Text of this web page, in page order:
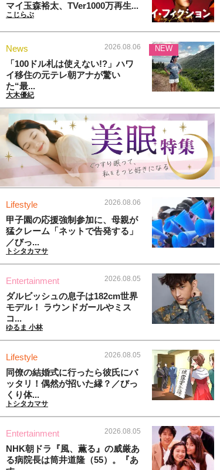
マイ玉森裕太、TVer1000万再生...
こじらぶ
News 2026.08.06
「100ドル札は使えない!?」ハワ
イ移住の元テレ朝アナが驚い
た“最...
大木優紀
NEW
Lifestyle 2026.08.06
甲子園の応援強制参加に、母親が
猛クレーム「ネットで告発する」
／びっ...
トシタカマサ
Entertainment 2026.08.05
ダルビッシュの息子は182cm世界
モデル！ ラウンドガールやミス
コ...
ゆるま 小林
Lifestyle 2026.08.05
同僚の結婚式に行ったら彼氏にバ
ッタリ！偶然が招いた縁？／びっ
くり体...
トシタカマサ
Entertainment 2026.08.05
NHK朝ドラ『風、薫る』の威厳あ
る病院長は筒井道隆（55）。『あ